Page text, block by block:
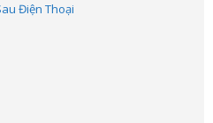
Điện Thoại